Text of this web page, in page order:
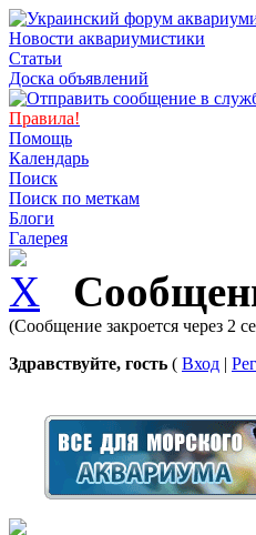
Новости аквариумистики
Статьи
Доска объявлений
Правила!
Помощь
Календарь
Поиск
Поиск по меткам
Блоги
Галерея
(Сообщение закроется через 2
Здравствуйте, гость ( Вход |